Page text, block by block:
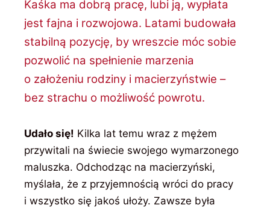
Kaśka ma dobrą pracę, lubi ją, wypłata
jest fajna i rozwojowa. Latami budowała
stabilną pozycję, by wreszcie móc sobie
pozwolić na spełnienie marzenia
o założeniu rodziny i macierzyństwie –
bez strachu o możliwość powrotu.
Udało się! Kilka lat temu wraz z mężem
przywitali na świecie swojego wymarzonego
maluszka. Odchodząc na macierzyński,
myślała, że z przyjemnością wróci do pracy
i wszystko się jakoś ułoży. Zawsze była